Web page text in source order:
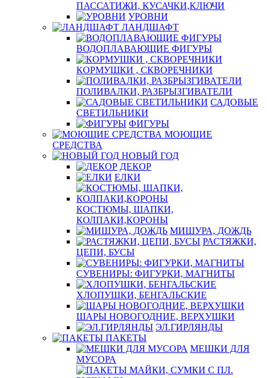
ПАССАТИЖИ, КУСАЧКИ,КЛЮЧИ
УРОВНИ
ЛАНДШАФТ
ВОДОПЛАВАЮЩИЕ ФИГУРЫ
КОРМУШКИ , СКВОРЕЧНИКИ
ПОЛИВАЛКИ, РАЗБРЫЗГИВАТЕЛИ
САДОВЫЕ
СВЕТИЛЬНИКИ
ФИГУРЫ
МОЮЩИЕ
СРЕДСТВА
НОВЫЙ ГОД
ДЕКОР
ЕЛКИ
КОСТЮМЫ, ШАПКИ,
КОЛПАКИ,КОРОНЫ
МИШУРА, ДОЖДЬ
РАСТЯЖКИ,
ЦЕПИ, БУСЫ
СУВЕНИРЫ: ФИГУРКИ, МАГНИТЫ
ХЛОПУШКИ, БЕНГАЛЬСКИЕ
ШАРЫ НОВОГОДНИЕ, ВЕРХУШКИ
ЭЛ.ГИРЛЯНДЫ
ПАКЕТЫ
МЕШКИ ДЛЯ
МУСОРА